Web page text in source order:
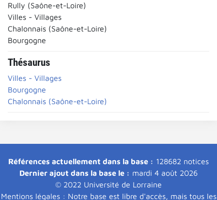
Rully (Saône-et-Loire)
Villes - Villages
Chalonnais (Saône-et-Loire)
Bourgogne
Thésaurus
Villes - Villages
Bourgogne
Chalonnais (Saône-et-Loire)
Références actuellement dans la base : 128682 notices
Dernier ajout dans la base le : mardi 4 août 2026
© 2022 Université de Lorraine
Mentions légales : Notre base est libre d'accès, mais tous les